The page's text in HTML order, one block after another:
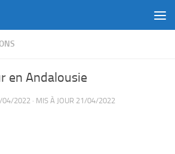
en Andalousie
04/2022 · MIS À JOUR 21/04/2022